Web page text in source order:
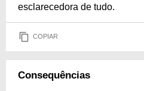
esclarecedora de tudo.
COPIAR
Consequências